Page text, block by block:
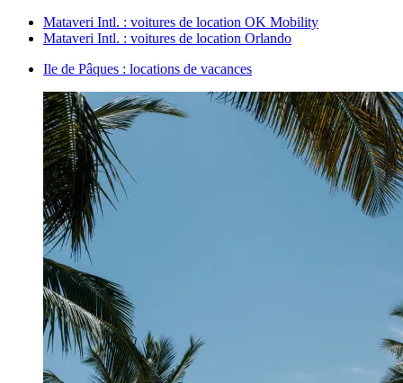
Mataveri Intl. : voitures de location OK Mobility
Mataveri Intl. : voitures de location Orlando
Ile de Pâques : locations de vacances